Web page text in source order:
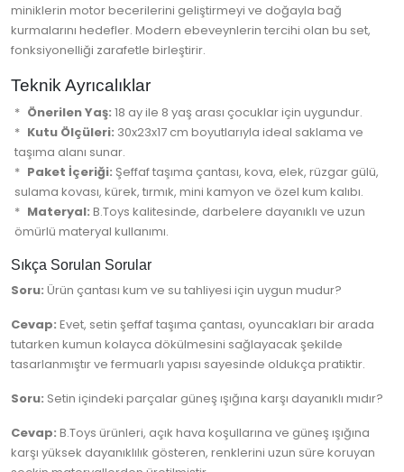
miniklerin motor becerilerini geliştirmeyi ve doğayla bağ
kurmalarını hedefler. Modern ebeveynlerin tercihi olan bu set,
fonksiyonelliği zarafetle birleştirir.
Teknik Ayrıcalıklar
Önerilen Yaş: 18 ay ile 8 yaş arası çocuklar için uygundur.
Kutu Ölçüleri: 30x23x17 cm boyutlarıyla ideal saklama ve
taşıma alanı sunar.
Paket İçeriği: Şeffaf taşıma çantası, kova, elek, rüzgar gülü,
sulama kovası, kürek, tırmık, mini kamyon ve özel kum kalıbı.
Materyal: B.Toys kalitesinde, darbelere dayanıklı ve uzun
ömürlü materyal kullanımı.
Sıkça Sorulan Sorular
Soru: Ürün çantası kum ve su tahliyesi için uygun mudur?
Cevap: Evet, setin şeffaf taşıma çantası, oyuncakları bir arada
tutarken kumun kolayca dökülmesini sağlayacak şekilde
tasarlanmıştır ve fermuarlı yapısı sayesinde oldukça pratiktir.
Soru: Setin içindeki parçalar güneş ışığına karşı dayanıklı mıdır?
Cevap: B.Toys ürünleri, açık hava koşullarına ve güneş ışığına
karşı yüksek dayanıklılık gösteren, renklerini uzun süre koruyan